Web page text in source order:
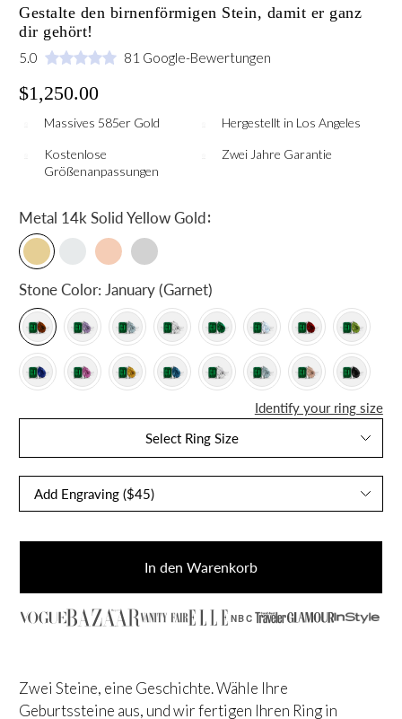
Gestalte den birnenförmigen Stein, damit er ganz
dir gehört!
5.0 81 Google-Bewertungen
$1,250.00
Massives 585er Gold Hergestellt in Los Angeles
Kostenlose
Größenanpassungen
Zwei Jahre Garantie
Metal 14k Solid Yellow Gold:
Stone Color: January (Garnet)
Identify your ring size
Select Ring Size
In den Warenkorb
NBC
Zwei Steine, eine Geschichte. Wähle Ihre
Geburtssteine aus, und wir fertigen Ihren Ring in